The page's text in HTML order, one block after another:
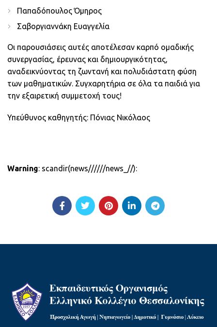
Παπαδόπουλος Όμηρος
Σαβοργιαννάκη Ευαγγελία
Οι παρουσιάσεις αυτές αποτέλεσαν καρπό ομαδικής
συνεργασίας, έρευνας και δημιουργικότητας,
αναδεικνύοντας τη ζωντανή και πολυδιάστατη φύση
των μαθηματικών. Συγχαρητήρια σε όλα τα παιδιά για
την εξαιρετική συμμετοχή τους!
Υπεύθυνος καθηγητής: Πόνιας Νικόλαος
Warning: scandir(news//////news_//):